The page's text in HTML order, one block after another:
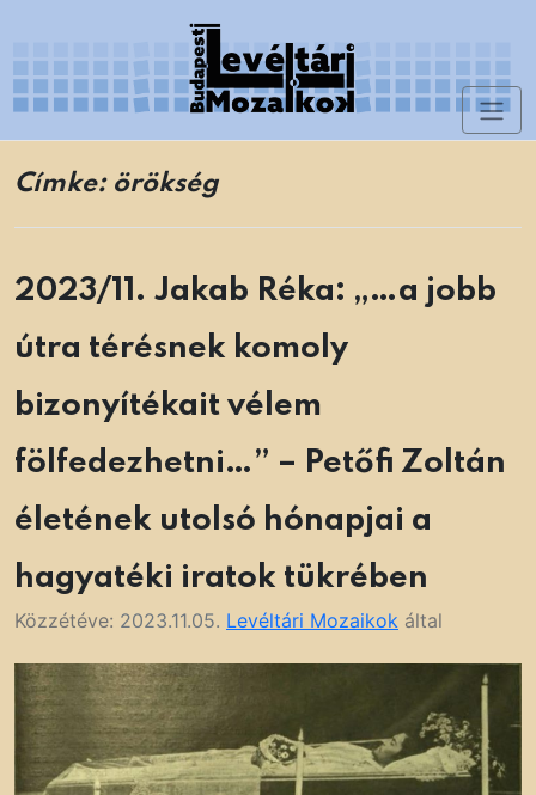
content
Címke: örökség
2023/11. Jakab Réka: „…a jobb
útra térésnek komoly
bizonyítékait vélem
fölfedezhetni…” – Petőfi Zoltán
életének utolsó hónapjai a
hagyatéki iratok tükrében
Közzétéve: 2023.11.05. Levéltári Mozaikok által